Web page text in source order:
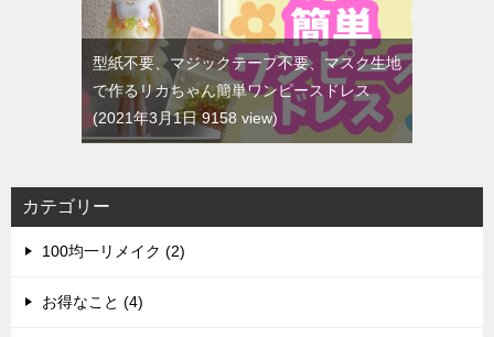
型紙不要、マジックテープ不要、マスク生地
で作るリカちゃん簡単ワンピースドレス
2021年3月1日 9158 view
カテゴリー
100均一リメイク (2)
お得なこと (4)